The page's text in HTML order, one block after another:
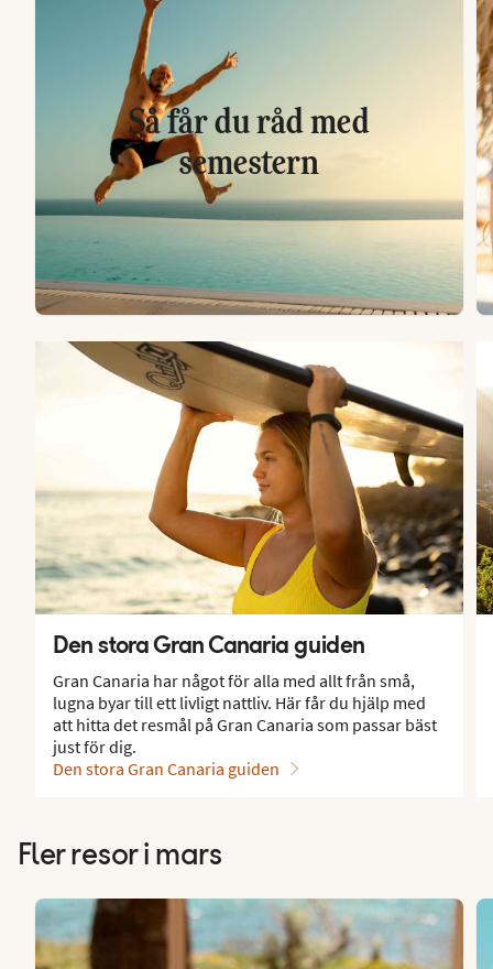
Så får du råd med
semestern
Den stora Gran Canaria guiden
Gran Canaria har något för alla med allt från små,
lugna byar till ett livligt nattliv. Här får du hjälp med
att hitta det resmål på Gran Canaria som passar bäst
just för dig.
Den stora Gran Canaria guiden
Fler resor i mars